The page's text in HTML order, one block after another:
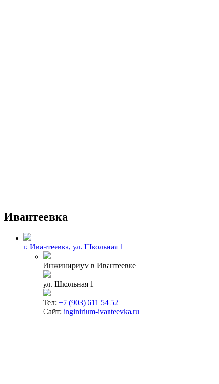
Ивантеевка
г. Ивантеевка, ул. Школьная 1
Инжинириум в Ивантеевке
ул. Школьная 1
Тел: +7 (903) 611 54 52
Сайт: inginirium-ivanteevka.ru